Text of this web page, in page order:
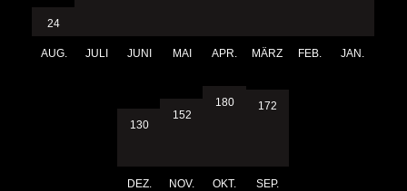
24
AUG. JULI JUNI MAI APR. MÄRZ FEB. JAN.
130
DEZ.
152
NOV.
180
OKT.
172
SEP.